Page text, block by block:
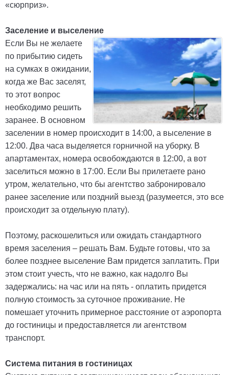
«сюрприз».
Заселение и выселение
Если Вы не желаете
по прибытию сидеть
на сумках в ожидании,
когда же Вас заселят,
то этот вопрос
необходимо решить
заранее. В основном
заселении в номер происходит в 14:00, а выселение в
12:00. Два часа выделяется горничной на уборку. В
апартаментах, номера освобождаются в 12:00, а вот
заселиться можно в 17:00. Если Вы прилетаете рано
утром, желательно, что бы агентство забронировало
ранее заселение или поздний выезд (разумеется, это все
происходит за отдельную плату).
Поэтому, раскошелиться или ожидать стандартного
время заселения – решать Вам. Будьте готовы, что за
более позднее выселение Вам придется заплатить. При
этом стоит учесть, что не важно, как надолго Вы
задержались: на час или на пять - оплатить придется
полную стоимость за суточное проживание. Не
помешает уточнить примерное расстояние от аэропорта
до гостиницы и предоставляется ли агентством
транспорт.
Система питания в гостиницах